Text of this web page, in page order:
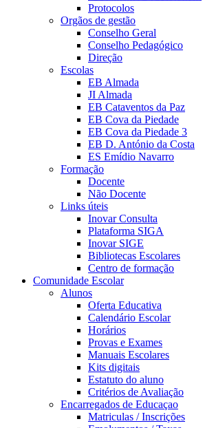
Protocolos
Orgãos de gestão
Conselho Geral
Conselho Pedagógico
Direção
Escolas
EB Almada
JI Almada
EB Cataventos da Paz
EB Cova da Piedade
EB Cova da Piedade 3
EB D. António da Costa
ES Emídio Navarro
Formação
Docente
Não Docente
Links úteis
Inovar Consulta
Plataforma SIGA
Inovar SIGE
Bibliotecas Escolares
Centro de formação
Comunidade Escolar
Alunos
Oferta Educativa
Calendário Escolar
Horários
Provas e Exames
Manuais Escolares
Kits digitais
Estatuto do aluno
Critérios de Avaliação
Encarregados de Educaçao
Matriculas / Inscrições